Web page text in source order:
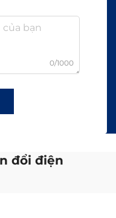
0/1000
đổi điện